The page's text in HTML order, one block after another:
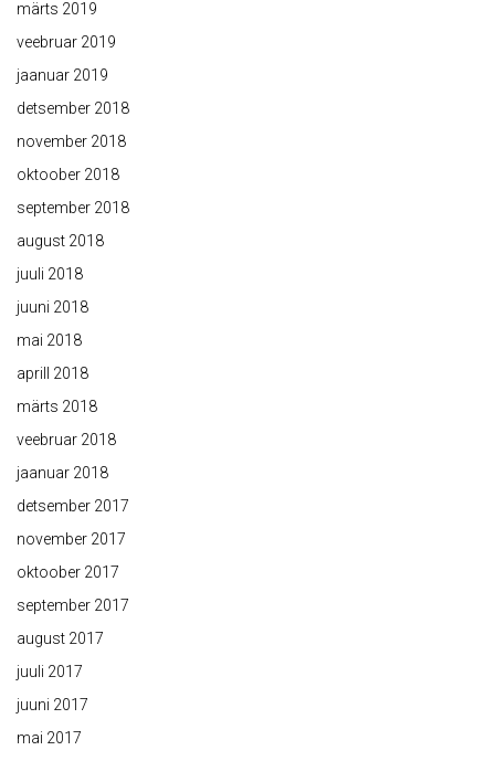
märts 2019
veebruar 2019
jaanuar 2019
detsember 2018
november 2018
oktoober 2018
september 2018
august 2018
juuli 2018
juuni 2018
mai 2018
aprill 2018
märts 2018
veebruar 2018
jaanuar 2018
detsember 2017
november 2017
oktoober 2017
september 2017
august 2017
juuli 2017
juuni 2017
mai 2017